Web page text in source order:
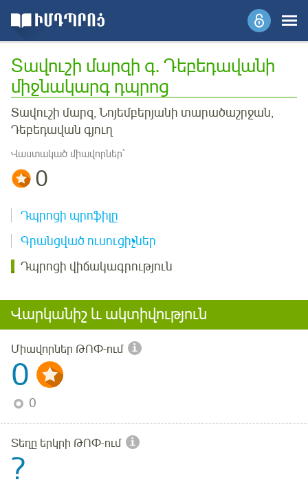
Տավուշի մարզի գ. Դեբեդավանի
միջնակարգ դպրոց
Տավուշի մարզ, Նոյեմբերյանի տարածաշրջան,
Դեբեդավան գյուղ
Վաստակած միավորներ՝
0
Դպրոցի պրոֆիլը
Գրանցված ուսուցիչներ
Դպրոցի վիճակագրություն
Վարկանիշ և ակտիվություն
Միավորներ ԹՈՓ-ում
0
0
Տեղը երկրի ԹՈՓ-ում
?